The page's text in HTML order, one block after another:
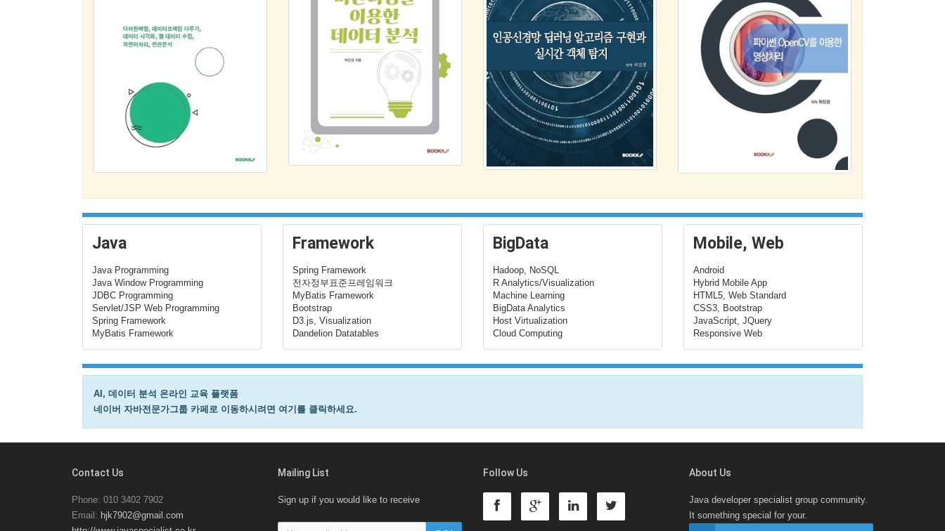
Java
Java Programming
Java Window Programming
JDBC Programming
Servlet/JSP Web Programming
Spring Framework
MyBatis Framework
Framework
Spring Framework
전자정부표준프레임워크
MyBatis Framework
Bootstrap
D3.js, Visualization
Dandelion Datatables
BigData
Hadoop, NoSQL
R Analytics/Visualization
Machine Learning
BigData Analytics
Host Virtualization
Cloud Computing
Mobile, Web
Android
Hybrid Mobile App
HTML5, Web Standard
CSS3, Bootstrap
JavaScript, JQuery
Responsive Web
AI, 데이터 분석 온라인 교육 플랫폼
네이버 자바전문가그룹 카페로 이동하시려면 여기를 클릭하세요.
Contact Us
Phone: 010 3402 7902
Email: hjk7902@gmail.com
Mailing List
Sign up if you would like to receive
Follow Us About Us
Java developer specialist group community.
It something special for your.